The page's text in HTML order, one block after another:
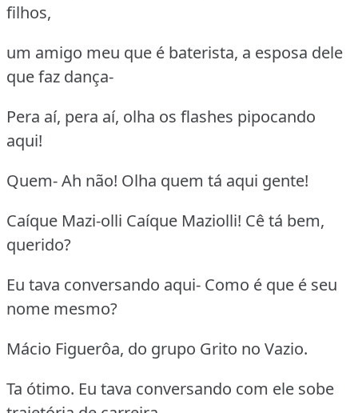
filhos,
um amigo meu que é baterista, a esposa dele
que faz dança-
Pera aí, pera aí, olha os flashes pipocando
aqui!
Quem- Ah não! Olha quem tá aqui gente!
Caíque Mazi-olli Caíque Maziolli! Cê tá bem,
querido?
Eu tava conversando aqui- Como é que é seu
nome mesmo?
Mácio Figuerôa, do grupo Grito no Vazio.
Ta ótimo. Eu tava conversando com ele sobe